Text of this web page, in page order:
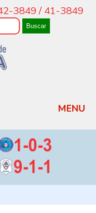
3849 / 41-3849
Buscar
MENU